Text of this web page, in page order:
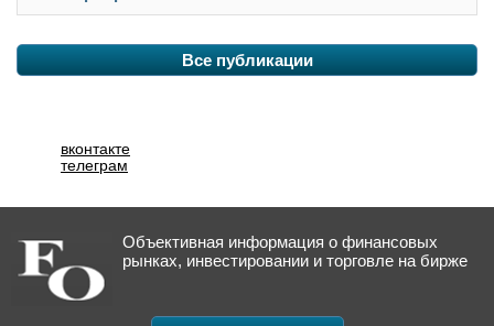
Все публикации
вконтакте
телеграм
Объективная информация о финансовых
рынках, инвестировании и торговле на бирже